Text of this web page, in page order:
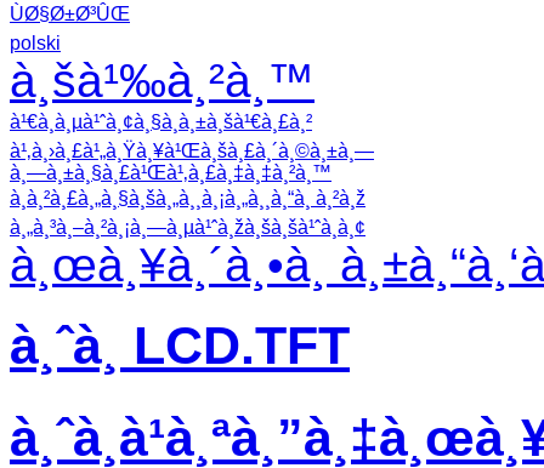
ÙØ§Ø±Ø³ÛŒ
polski
à¸šà¹‰à¸²à¸™
à¹€à¸à¸µà¹ˆà¸¢à¸§à¸à¸±à¸šà¹€à¸£à¸²
à¹‚à¸›à¸£à¹„à¸Ÿà¸¥à¹Œà¸šà¸£à¸´à¸©à¸±à¸—
à¸—à¸±à¸§à¸£à¹Œà¹‚à¸£à¸‡à¸‡à¸²à¸™
à¸à¸²à¸£à¸„à¸§à¸šà¸„à¸¸à¸¡à¸„à¸¸à¸“à¸ à¸²à¸ž
à¸„à¸³à¸–à¸²à¸¡à¸—à¸µà¹ˆà¸žà¸šà¸šà¹ˆà¸­à¸¢
à¸œà¸¥à¸´à¸•à¸
à¸ˆà¸­ LCD.TFT